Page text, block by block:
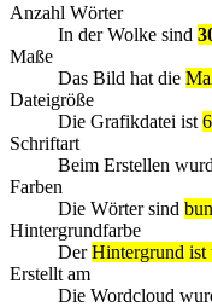
Anzahl Wörter
In der Wolke sind
Maße
Das Bild hat die
Dateigröße
Die Grafikdatei ist
Schriftart
Beim Erstellen
Farben
Die Wörter sind
Hintergrundfarbe
DerHintergrund ist
Erstellt am
Die Wordcloud